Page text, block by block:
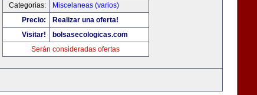
Categorias:
Miscelaneas (varios)
Precio:
Realizar una oferta!
Visitar!
bolsasecologicas.com
Serán consideradas ofertas